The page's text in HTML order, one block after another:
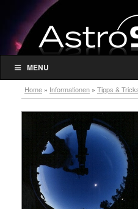
MENU
Home » Informationen » Tipps &
Sonnenfinsternisse»Terrestrische